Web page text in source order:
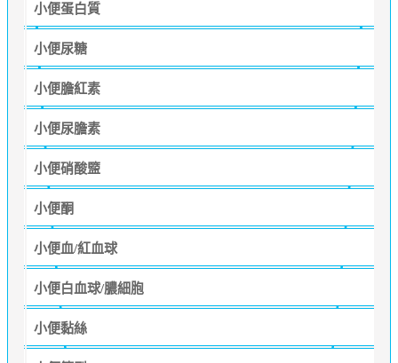
小便蛋白質
小便尿糖
小便膽紅素
小便尿膽素
小便硝酸盬
小便酮
小便血/紅血球
小便白血球/膿細胞
小便黏絲